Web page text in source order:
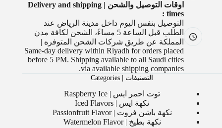
اوقات التوصيل والشحن | Delivery and shipping
times :
التوصيل بنفس اليوم داخل مدينة الرياض عند
الطلب قبل الساعة 5 مساءً، الشحن لكافة مدن
المملكة عن طريق شركات الشحن المتوفره |
Same-day delivery within Riyadh for orders placed
before 5 PM. Shipping available to all Saudi cities
via available shipping companies.
التصنيفات | Categories
توت احمر ايس | Raspberry Ice
نكهة ايس | Iced Flavors
نكهة باشن فروت | Passionfruit Flavor
نكهة بطيخ | Watermelon Flavor